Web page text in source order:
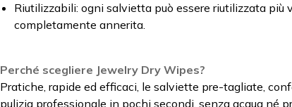
Riutilizzabili: ogni salvietta può essere riutilizzata più
completamente annerita.
Perché scegliere Jewelry Dry Wipes?
Pratiche, rapide ed efficaci, le salviette pre-tagliate,
pulizia professionale in pochi secondi, senza acqua né